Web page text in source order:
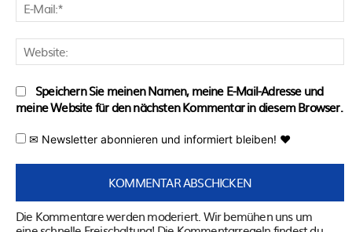
Speichern Sie meinen Namen, meine E-Mail-Adresse und
meine Website für den nächsten Kommentar in diesem Browser.
✉ Newsletter abonnieren und informiert bleiben! ♥
Die Kommentare werden moderiert. Wir bemühen uns um